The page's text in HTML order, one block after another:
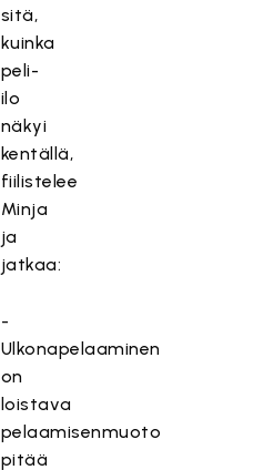
sitä,
kuinka
peli-
ilo
näkyi
kentällä,
fiilistelee
Minja
ja
jatkaa:
-
Ulkonapelaaminen
on
loistava
pelaamisenmuoto
pitää